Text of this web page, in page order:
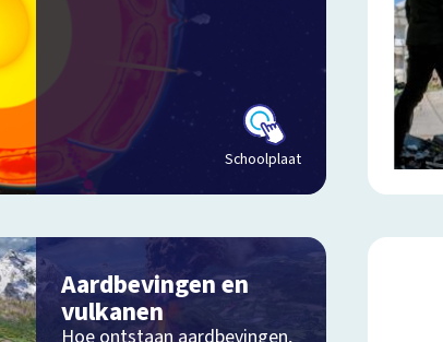
Schoolplaat
Aardbevingen en
vulkanen